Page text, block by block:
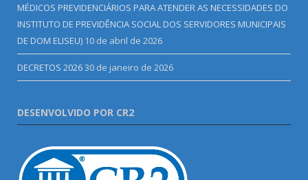
MÉDICOS PREVIDENCIÁRIOS PARA ATENDER AS NECESSIDADES DO
INSTITUTO DE PREVIDÊNCIA SOCIAL DOS SERVIDORES MUNICIPAIS
DE DOM ELISEU) 10 de abril de 2026
DECRETOS 202630 de janeiro de 2026
DESENVOLVIDO POR CR2